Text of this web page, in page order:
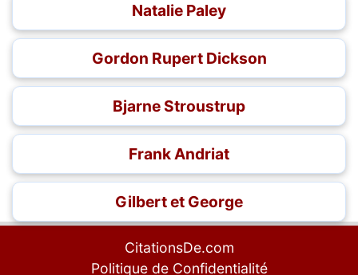
Natalie Paley
Gordon Rupert Dickson
Bjarne Stroustrup
Frank Andriat
Gilbert et George
CitationsDe.com
Politique de Confidentialité